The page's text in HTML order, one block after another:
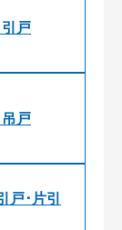
戸
戸
戸･片引